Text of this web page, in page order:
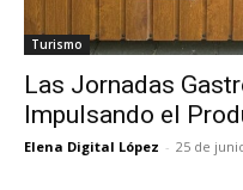
Turismo
Las Jornadas
Impulsando el
Elena Digital López - 25 de